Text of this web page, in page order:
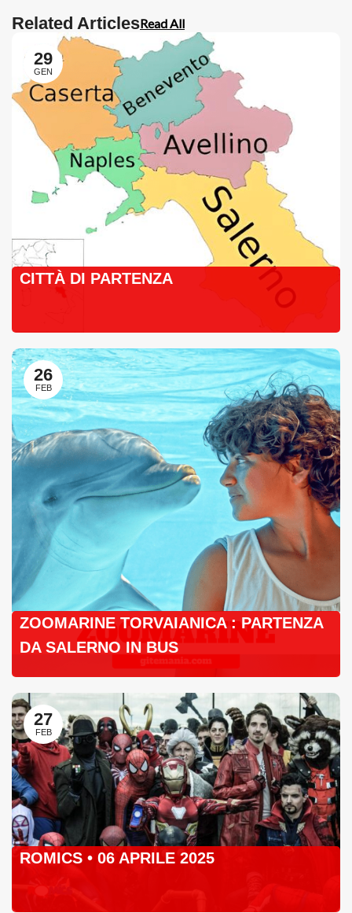
Related ArticlesRead All
29
GEN
CITTÀ DI PARTENZA
26
FEB
ZOOMARINE TORVAIANICA : PARTENZA
DA SALERNO IN BUS
27
FEB
ROMICS • 06 APRILE 2025